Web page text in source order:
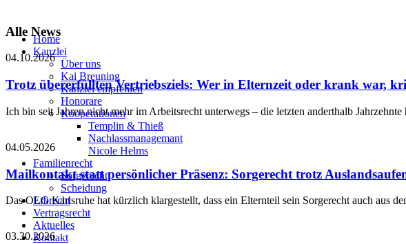
Home
Kanzlei
Über uns
Kai Breuning
Kanzlei empfehlen
Honorare
Kooperationen
Templin & Thieß
Nachlassmanagemant
Nicole Helms
Familienrecht
Sorgerecht
Scheidung
Erbrecht
Vertragsrecht
Aktuelles
Kontakt
Alle News
04.10.2026
Trotz übererfüllten Vertriebsziels: Wer in Elternzeit oder krank war,
Ich bin seit Jahren nicht mehr im Arbeitsrecht unterwegs – die letzten anderthalb
04.05.2026
Mailkontakt statt persönlicher Präsenz: Sorgerecht trotz
Das OLG Karlsruhe hat kürzlich klargestellt, dass ein Elternteil sein Sorgerecht auch aus
03.30.2026